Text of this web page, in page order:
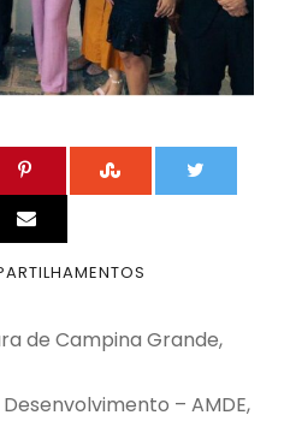
de Campina Grande,
– AMDE,